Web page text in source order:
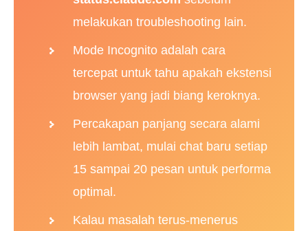
melakukan troubleshooting lain.
Mode Incognito adalah cara
tercepat untuk tahu apakah ekstensi
browser yang jadi biang keroknya.
Percakapan panjang secara alami
lebih lambat, mulai chat baru setiap
15 sampai 20 pesan untuk performa
optimal.
Kalau masalah terus-menerus